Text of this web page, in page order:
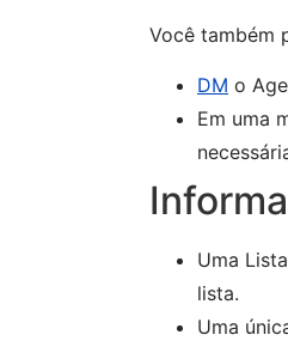
Você também
DM o
Em uma
Uma
lista.
Uma